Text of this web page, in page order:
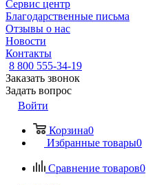
Сервис центр
Благодарственные письма
Отзывы о нас
Новости
Контакты
8 800 555-34-19
Заказать звонок
Задать вопрос
Войти
Корзина0
Избранные товары0
Сравнение товаров0